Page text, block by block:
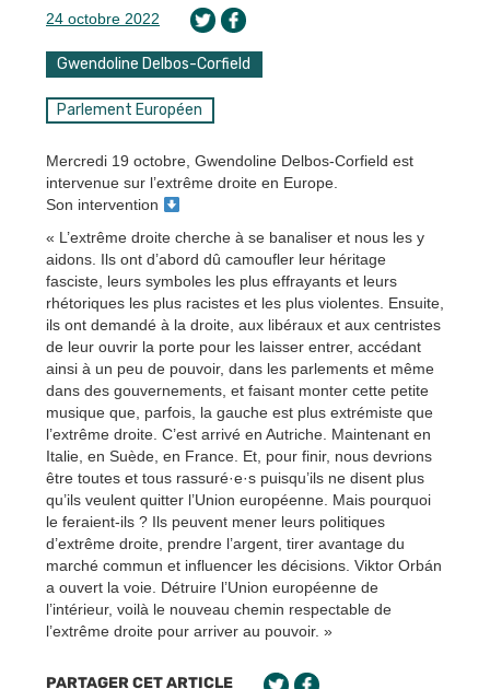
24 octobre 2022
Gwendoline Delbos-Corfield
Parlement Européen
Mercredi 19 octobre, Gwendoline Delbos-Corfield est
intervenue sur l’extrême droite en Europe.
Son intervention
« L’extrême droite cherche à se banaliser et nous les y
aidons. Ils ont d’abord dû camoufler leur héritage
fasciste, leurs symboles les plus effrayants et leurs
rhétoriques les plus racistes et les plus violentes. Ensuite,
ils ont demandé à la droite, aux libéraux et aux centristes
de leur ouvrir la porte pour les laisser entrer, accédant
ainsi à un peu de pouvoir, dans les parlements et même
dans des gouvernements, et faisant monter cette petite
musique que, parfois, la gauche est plus extrémiste que
l’extrême droite. C’est arrivé en Autriche. Maintenant en
Italie, en Suède, en France. Et, pour finir, nous devrions
être toutes et tous rassuré·e·s puisqu’ils ne disent plus
qu’ils veulent quitter l’Union européenne. Mais pourquoi
le feraient-ils ? Ils peuvent mener leurs politiques
d’extrême droite, prendre l’argent, tirer avantage du
marché commun et influencer les décisions. Viktor Orbán
a ouvert la voie. Détruire l’Union européenne de
l’intérieur, voilà le nouveau chemin respectable de
l’extrême droite pour arriver au pouvoir. »
PARTAGER CET ARTICLE